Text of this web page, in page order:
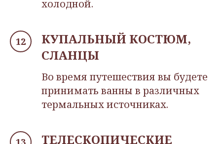
холодной.
КУПАЛЬНЫЙ КОСТЮМ,
СЛАНЦЫ
Во время путешествия вы будете
принимать ванны в различных
термальных источниках.
ТЕЛЕСКОПИЧЕСКИЕ